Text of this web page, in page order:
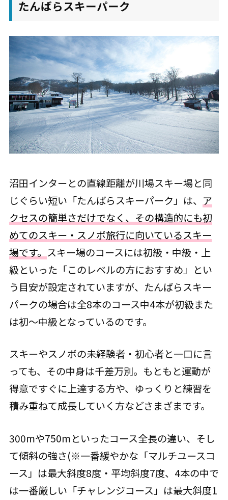
たんばらスキーパーク
沼田インターとの直線距離が川場スキー場と同
じぐらい短い「たんばらスキーパーク」は、 ア
クセスの簡単さだけでなく、その構造的にも初
めてのスキー・スノボ旅行に向いているスキー
場です。 スキー場のコースには初級・中級・上
級といった「このレベルの方におすすめ」とい
う目安が設定されていますが、たんばらスキー
パークの場合は全8本のコース中4本が初級また
は初～中級となっているのです。
スキーやスノボの未経験者・初心者と一口に言
っても、その中身は千差万別。もともと運動が
得意ですぐに上達する方や、ゆっくりと練習を
積み重ねて成長していく方などさまざまです。
300mや750mといったコース全長の違い、そし
て傾斜の強さ(※一番緩やかな「マルチユースコ
ース」は最大斜度8度・平均斜度7度、4本の中で
は一番厳しい「チャレンジコース」は最大斜度1